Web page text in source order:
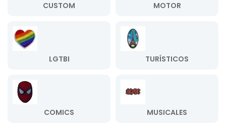
CUSTOM MOTOR
LGTBI TURÍSTICOS
COMICS MUSICALES